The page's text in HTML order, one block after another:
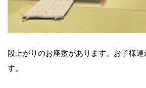
段上がりのお座敷があります。お子様
す。